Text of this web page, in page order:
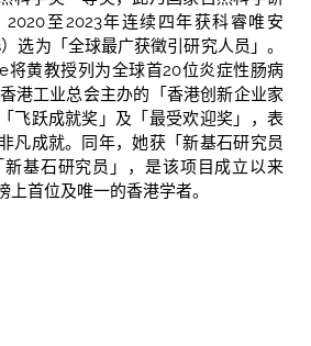
2020至2023年连续四年获科睿唯安
选为「全球最广获徵引研究人员」。
将黄教授列为全球首20位炎症性肠病
港工业总会主办的「香港创新企业家
飞跃成就奖」及「最受欢迎奖」，表
凡成就。同年，她获「新基石研究员
基石研究员」，是该项目成立以来
上首位及唯一的香港学者。